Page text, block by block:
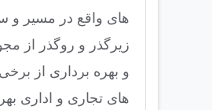
های واقع در مسیر و
زیرگذر و روگذر از
و بهره برداری از
های تجاری و اداری